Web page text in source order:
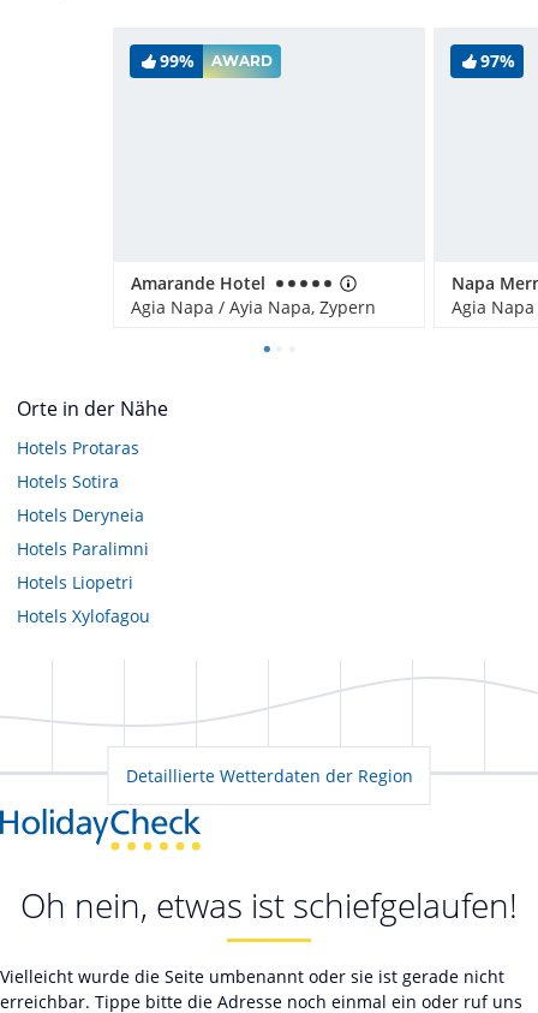
99% AWARD
Amarande Hotel
Agia Napa / Ayia Napa, Zypern
97%
Agia
Orte in der Nähe
Hotels Protaras
Hotels Sotira
Hotels Deryneia
Hotels Paralimni
Hotels Liopetri
Hotels Xylofagou
Detaillierte Wetterdaten der Region
Oh nein, etwas ist schiefgelaufen!
Vielleicht wurde die Seite umbenannt oder sie ist gerade nicht
erreichbar. Tippe bitte die Adresse noch einmal ein oder ruf uns